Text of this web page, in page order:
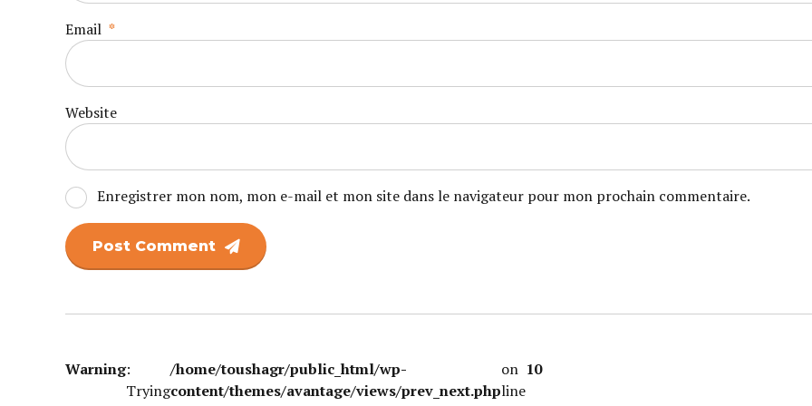
Email *
Website
Enregistrer mon nom, mon e-mail et mon site dans le navigateur pour mon prochain commentaire.
Post Comment
Warning:
Trying
/home/toushagr/public_html/wp-
content/themes/avantage/views/prev_next.php
on
line
10